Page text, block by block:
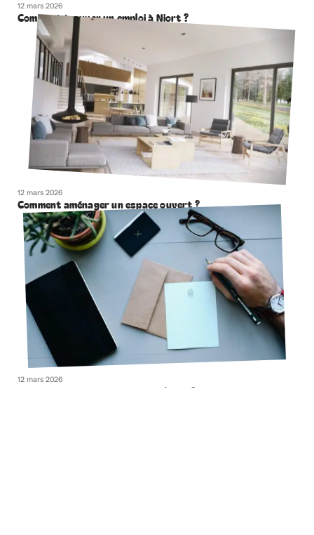
12 mars 2026
Comment trouver un emploi à Niort ?
12 mars 2026
Comment aménager un espace ouvert ?
12 mars 2026
Comment écrire une correspondance ?